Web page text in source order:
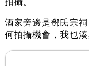
拍攝。
酒家旁邊是鄧氏宗
何拍攝機會，我也湊